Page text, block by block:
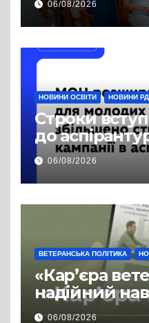
права на
публічної
06/08/2026
НОВИНИ ОСВІТИ НОВИНИ
Строки
до
продовжено
06/08/2026
ВЕТЕРАНСЬКА ПОЛІТИКА
«Кар’єра
надійний
цивільній
06/08/2026